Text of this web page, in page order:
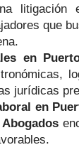
litigación
que
en
jurídicas
en